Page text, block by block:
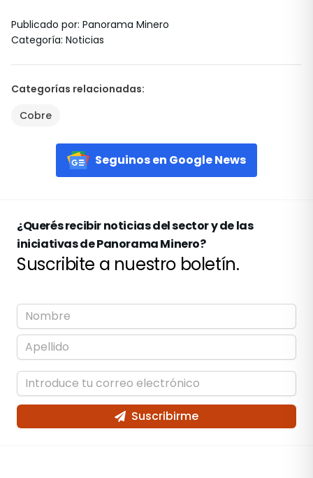
Publicado por: Panorama Minero
Categoría: Noticias
Categorías relacionadas:
Cobre
Seguinos en Google News
¿Querés recibir noticias del sector y de las
iniciativas de Panorama Minero?
Suscribite a nuestro boletín.
Suscribirme